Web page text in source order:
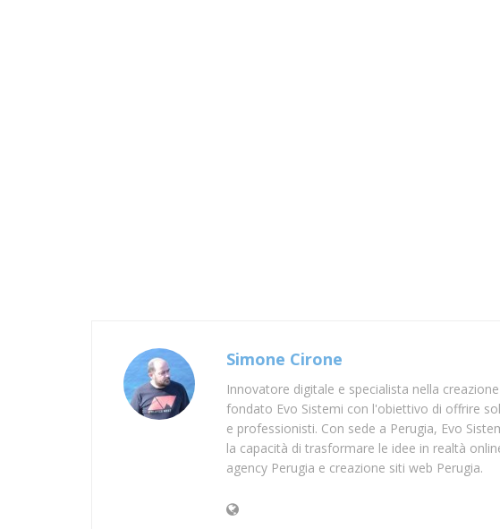
Simone Cirone
Innovatore digitale e specialista nella
fondato Evo Sistemi con l'obiettivo di offrire
e professionisti. Con sede a Perugia, Evo
la capacità di trasformare le idee in realtà
agency Perugia e creazione siti web Perugia.